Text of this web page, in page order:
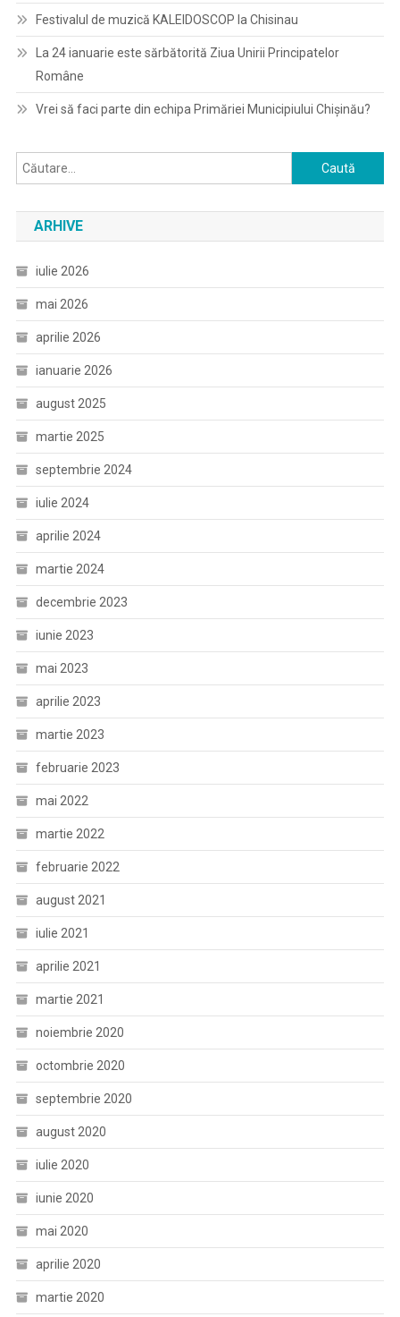
Festivalul de muzică KALEIDOSCOP la Chisinau
La 24 ianuarie este sărbătorită Ziua Unirii Principatelor
Române
Vrei să faci parte din echipa Primăriei Municipiului Chișinău?
Caută
după:
ARHIVE
iulie 2026
mai 2026
aprilie 2026
ianuarie 2026
august 2025
martie 2025
septembrie 2024
iulie 2024
aprilie 2024
martie 2024
decembrie 2023
iunie 2023
mai 2023
aprilie 2023
martie 2023
februarie 2023
mai 2022
martie 2022
februarie 2022
august 2021
iulie 2021
aprilie 2021
martie 2021
noiembrie 2020
octombrie 2020
septembrie 2020
august 2020
iulie 2020
iunie 2020
mai 2020
aprilie 2020
martie 2020